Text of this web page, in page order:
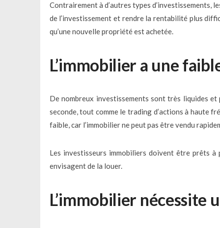
Contrairement à d’autres types
de l’investissement et rendre la rentabilité plus
qu’une nouvelle propriété est achetée.
L’immobilier a une
De nombreux investissements sont très liquides
seconde, tout comme le trading d’actions à haute
faible, car l’immobilier ne peut pas être vendu
Les investisseurs immobiliers doivent être prêts à
envisagent de la louer.
L’immobilier